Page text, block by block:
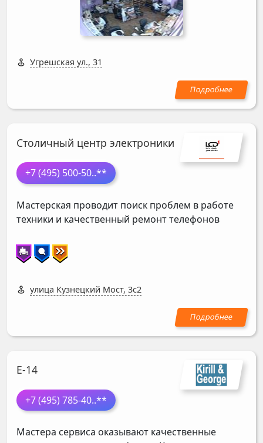
Угрешская ул., 31
Столичный центр электроники
+7 (495) 500-50..**
Мастерская проводит поиск проблем в работе
техники и качественный ремонт телефонов
улица Кузнецкий Мост, 3с2
Е-14
+7 (495) 785-40..**
Мастера сервиса оказывают качественные